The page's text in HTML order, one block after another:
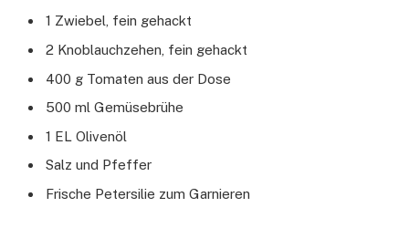
1 Zwiebel, fein gehackt
2 Knoblauchzehen, fein gehackt
400 g Tomaten aus der Dose
500 ml Gemüsebrühe
1 EL Olivenöl
Salz und Pfeffer
Frische Petersilie zum Garnieren